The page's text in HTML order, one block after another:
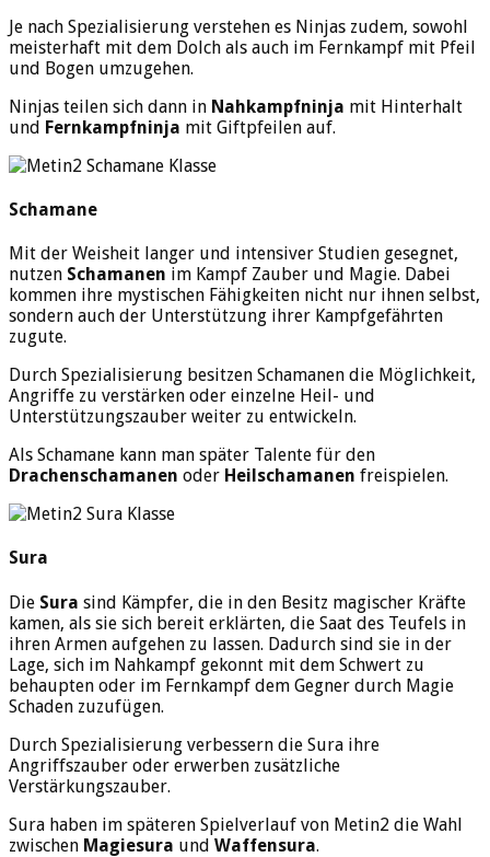
Je nach Spezialisierung verstehen es Ninjas zudem, sowohl
meisterhaft mit dem Dolch als auch im Fernkampf mit Pfeil
und Bogen umzugehen.
Ninjas teilen sich dann in Nahkampfninja mit Hinterhalt
und Fernkampfninja mit Giftpfeilen auf.
Schamane
Mit der Weisheit langer und intensiver Studien gesegnet,
nutzen Schamanen im Kampf Zauber und Magie. Dabei
kommen ihre mystischen Fähigkeiten nicht nur ihnen selbst,
sondern auch der Unterstützung ihrer Kampfgefährten
zugute.
Durch Spezialisierung besitzen Schamanen die Möglichkeit,
Angriffe zu verstärken oder einzelne Heil- und
Unterstützungszauber weiter zu entwickeln.
Als Schamane kann man später Talente für den
Drachenschamanen oder Heilschamanen freispielen.
Sura
Die Sura sind Kämpfer, die in den Besitz magischer Kräfte
kamen, als sie sich bereit erklärten, die Saat des Teufels in
ihren Armen aufgehen zu lassen. Dadurch sind sie in der
Lage, sich im Nahkampf gekonnt mit dem Schwert zu
behaupten oder im Fernkampf dem Gegner durch Magie
Schaden zuzufügen.
Durch Spezialisierung verbessern die Sura ihre
Angriffszauber oder erwerben zusätzliche
Verstärkungszauber.
Sura haben im späteren Spielverlauf von Metin2 die Wahl
zwischen Magiesura und Waffensura.